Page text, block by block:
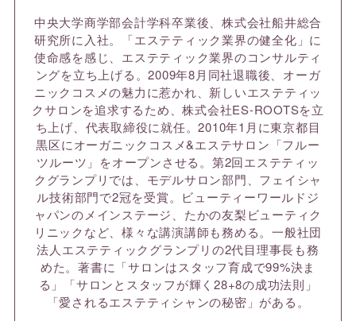
中央大学商学部会計学科卒業後、株式会社船井総合
研究所に入社。「エステティック業界の健全化」に
使命感を感じ、エステティック業界のコンサルティ
ングを立ち上げる。2009年8月同社退職後、オーガ
ニックコスメの魅力に惹かれ、新しいエステティッ
クサロンを追求するため、株式会社ES-ROOTSを立
ち上げ、代表取締役に就任。2010年1月に東京都目
黒区にオーガニックコスメ&エステサロン「フルー
ツルーツ」をオープンさせる。第2回エステティッ
クグランプリでは、モデルサロン部門、フェイシャ
ル技術部門で2冠を受賞。ビューティーワールドジ
ャパンのメインステージ、たかの友梨ビューティク
リニックなど、様々な講演講師も務める。一般社団
法人エステティックグランプリの2代目理事長も務
めた。著書に「サロンはスタッフ育成で99%決ま
る」「サロンとスタッフが輝く28+8の成功法則」
「愛されるエステティシャンの秘密」がある。